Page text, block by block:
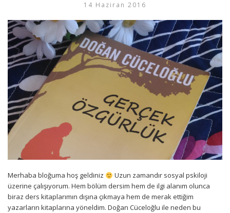
14 Haziran 2016
Merhaba bloğuma hoş geldiniz
Uzun zamandır sosyal pskiloji
üzerine çalışıyorum. Hem bölüm dersim hem de ilgi alanım olunca
biraz ders kitaplarımın dışına çıkmaya hem de merak ettiğim
yazarların kitaplarına yöneldim. Doğan Cüceloğlu ile neden bu